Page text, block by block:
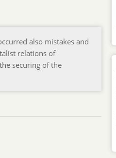
also mistakes and
relations of
securing of the